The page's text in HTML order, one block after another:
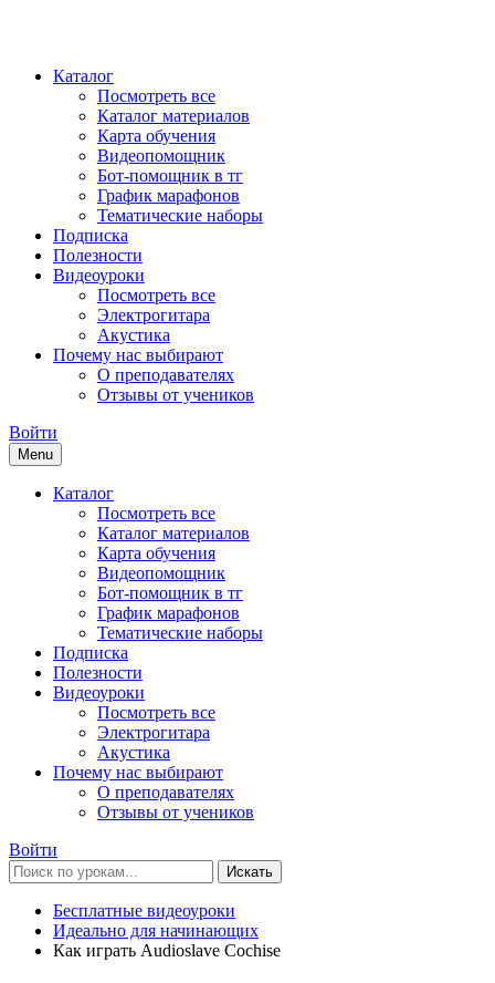
Каталог
Посмотреть все
Каталог материалов
Карта обучения
Видеопомощник
Бот-помощник в тг
График марафонов
Тематические наборы
Подписка
Полезности
Видеоуроки
Посмотреть все
Электрогитара
Акустика
Почему нас выбирают
О преподавателях
Отзывы от учеников
Войти
Menu
Каталог
Посмотреть все
Каталог материалов
Карта обучения
Видеопомощник
Бот-помощник в тг
График марафонов
Тематические наборы
Подписка
Полезности
Видеоуроки
Посмотреть все
Электрогитара
Акустика
Почему нас выбирают
О преподавателях
Отзывы от учеников
Войти
Искать
Бесплатные видеоуроки
Идеально для начинающих
Как играть Audioslave Cochise